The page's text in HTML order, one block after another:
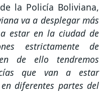
la Policía Boliviana,
va a desplegar más
estar en la ciudad de
estrictamente de
de ello tendremos
que van a estar
diferentes partes del